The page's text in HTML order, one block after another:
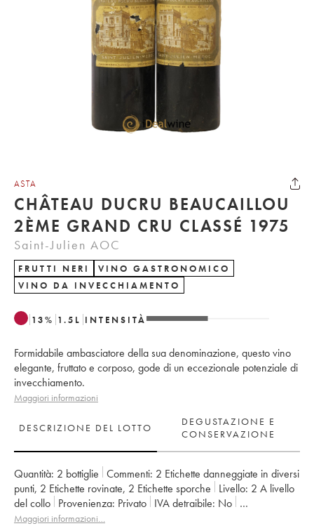
ASTA
CHÂTEAU DUCRU BEAUCAILLOU
2ÈME GRAND CRU CLASSÉ 1975
Saint-Julien AOC
FRUTTI NERI
VINO GASTRONOMICO
VINO DA INVECCHIAMENTO
13% 1.5 L INTENSITÀ
Formidabile ambasciatore della sua denominazione, questo vino
elegante, fruttato e corposo, gode di un eccezionale potenziale di
invecchiamento.
Maggiori informazioni
DESCRIZIONE DEL LOTTO
DEGUSTAZIONE E
CONSERVAZIONE
Quantità: 2 bottiglie Commenti: 2 Etichette danneggiate in diversi
punti, 2 Etichette rovinate, 2 Etichette sporche Livello: 2 A livello
del collo
Provenienza: privato IVA detraibile:
no
Regione: Bordeaux
Maggiori informazioni…